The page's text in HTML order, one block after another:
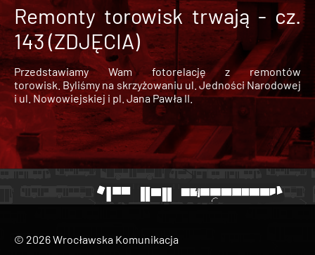
Remonty torowisk trwają - cz.
143 (ZDJĘCIA)
Przedstawiamy Wam fotorelację z remontów
torowisk. Byliśmy na skrzyżowaniu ul. Jedności Narodowej
i ul. Nowowiejskiej i pl. Jana Pawła II.
© 2026 Wrocławska Komunikacja